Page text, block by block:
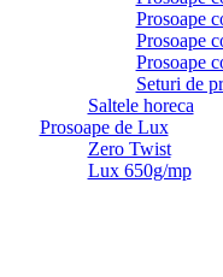
Prosoape
Prosoape
Prosoape
Seturi de
Saltele horeca
Prosoape de Lux
Zero Twist
Lux 650g/mp